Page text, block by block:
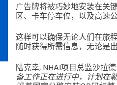
广告牌将被巧妙地安装在关
区、卡车停车位，以及高速
这样可以确保无论人们在旅
随时获得所需信息，无论是
陆克幸, NHAI项目总监沙拉
备工作正在进行中，计划在